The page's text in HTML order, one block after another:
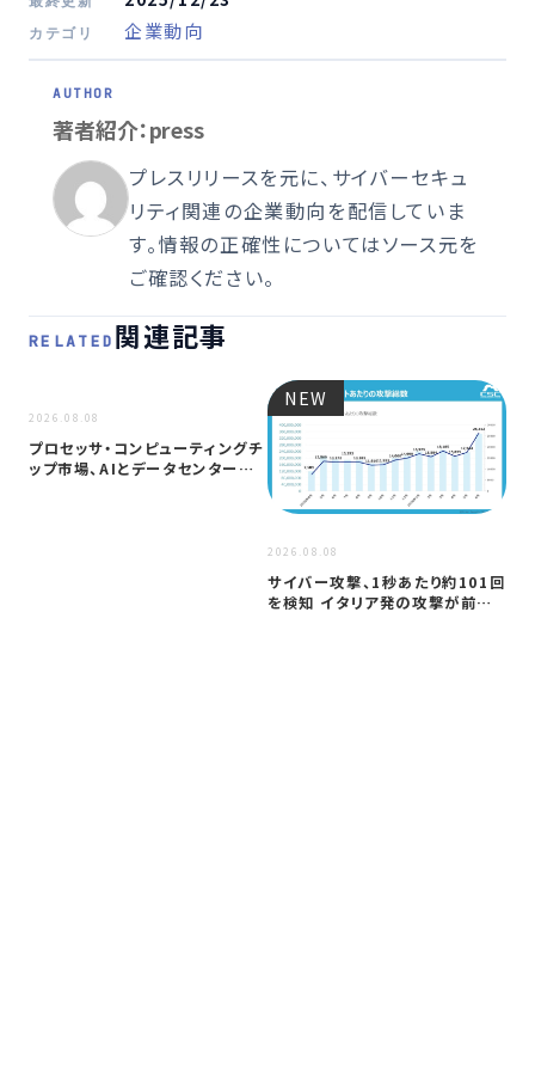
カテゴリ 企業動向
著者紹介：press
プレスリリースを元に、サイバーセキュ
リティ関連の企業動向を配信していま
す。情報の正確性についてはソース元を
ご確認ください。
RELATED 関連記事
2026.08.08
プロセッサ・コンピューティングチ
ップ市場、AIとデータセンター需
NEW
2026.08.08
サイバー攻撃、1秒あたり約101回
を検知 イタリア発の攻撃が前年